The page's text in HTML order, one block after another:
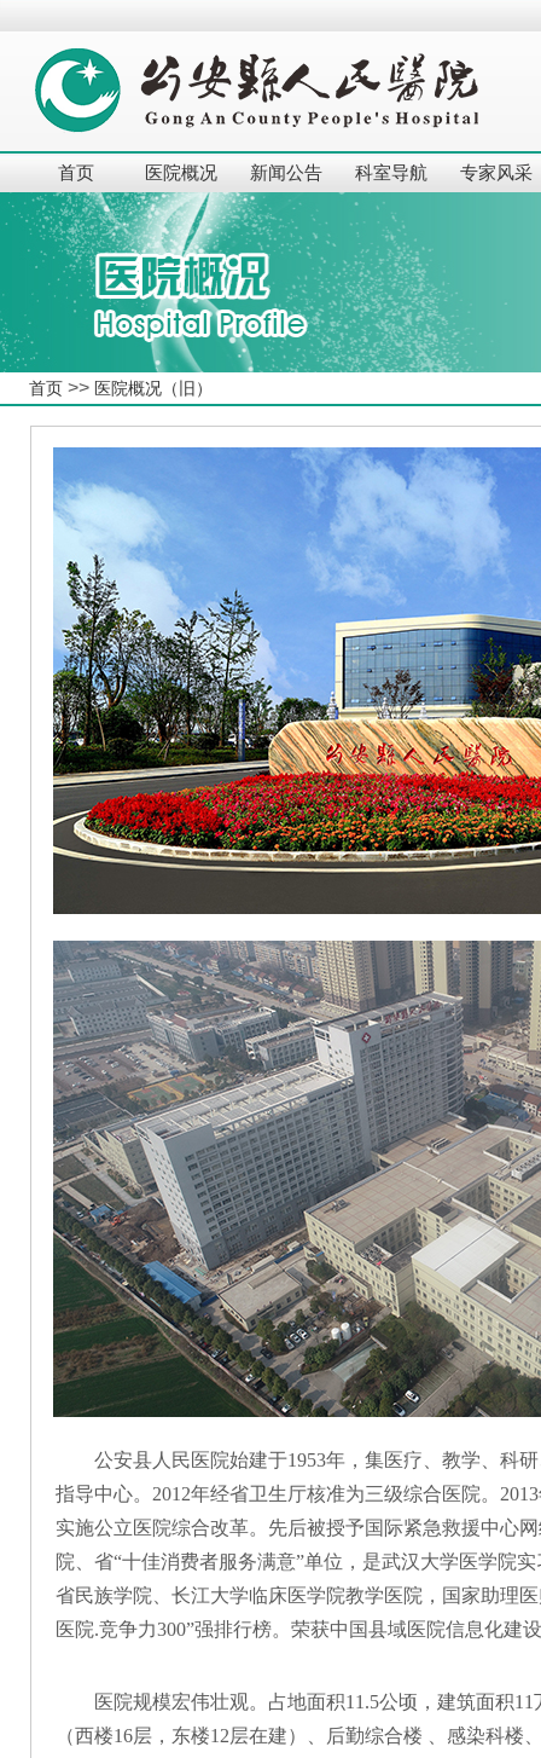
首页 医院概况 新闻公告 科室导航 专家风采
首页 >> 医院概况（旧）
公安县人民医院始建于1953年，集医疗、教学、科
指导中心。2012年经省卫生厅核准为三级综合医院。
实施公立医院综合改革。先后被授予国际紧急救援中心
院、省“十佳消费者服务满意”单位，是武汉大学医学院
省民族学院、长江大学临床医学院教学医院，国家助理
医院.竞争力300”强排行榜。荣获中国县域医院信息化建
医院规模宏伟壮观。占地面积11.5公顷，建筑面积
（西楼16层，东楼12层在建）、后勤综合楼 、感染科楼